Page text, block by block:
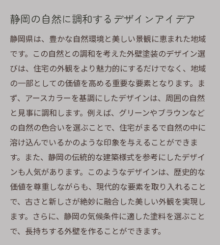
成功率を上げる下地処理のポイント
塗装中に注意すべき作業手順
仕上げを美しくするための秘訣
失敗しないためのチェックリスト
DIY塗装の成果を長持ちさせる方法
静岡の家を守るDIY外壁塗装のコツとテクニック
効果的な外壁保護のための戦略
塗料の持ちを良くするための秘策
外壁塗装で家をカビや汚れから守る方法
耐久性を高めるための防水対策
美しい仕上がりを保つための技術
静岡の特性に応じた維持管理
個性を活かす静岡県でのDIY外壁デザインのアイ
デア
静岡の自然に調和するデザインアイデア
静岡県は、豊かな自然環境と美しい景観に恵まれた地域
です。この自然との調和を考えた外壁塗装のデザイン選
びは、住宅の外観をより魅力的にするだけでなく、地域
の一部としての価値を高める重要な要素となります。ま
ず、アースカラーを基調にしたデザインは、周囲の自然
と見事に調和します。例えば、グリーンやブラウンなど
の自然の色合いを選ぶことで、住宅がまるで自然の中に
溶け込んでいるかのような印象を与えることができま
す。また、静岡の伝統的な建築様式を参考にしたデザイ
ンも人気があります。このようなデザインは、歴史的な
価値を尊重しながらも、現代的な要素を取り入れること
で、古さと新しさが絶妙に融合した美しい外観を実現し
ます。さらに、静岡の気候条件に適した塗料を選ぶこと
で、長持ちする外壁を作ることができます。